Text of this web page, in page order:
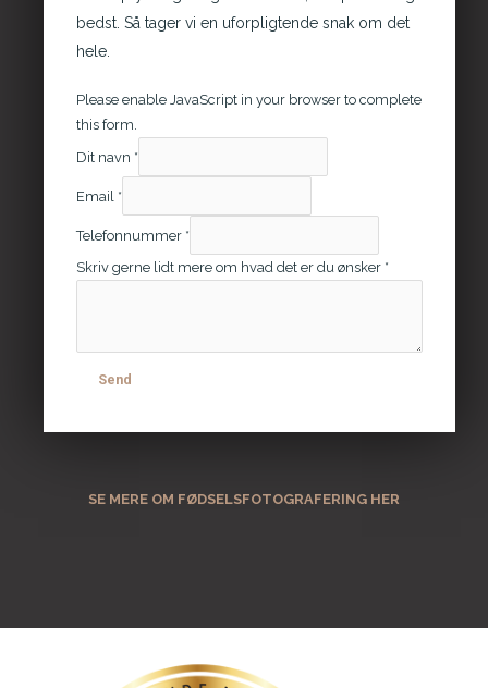
bedst. Så tager vi en uforpligtende snak om det
hele.
Please enable JavaScript in your browser to complete
this form.
ø
s
r
r
Dit navn *
Email *
Telefonnummer *
Skriv gerne lidt mere om hvad det er du ønsker *
Send
SE MERE OM FØDSELSFOTOGRAFERING HER